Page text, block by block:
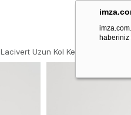
haberiniz
Lacivert Uzun Kol Kendinden Örme